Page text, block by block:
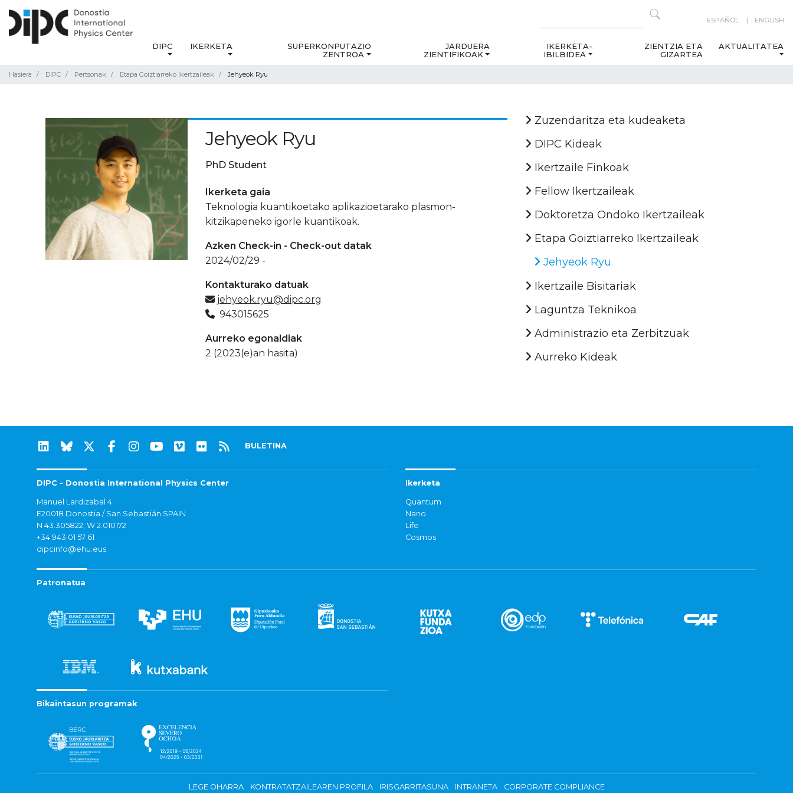
ESPAÑOL ENGLISH
DIPC IKERKETA
SUPERKONPUTAZIO
ZENTROA
JARDUERA
ZIENTIFIKOAK
IKERKETA-
IBILBIDEA
ZIENTZIA ETA
GIZARTEA
AKTUALITATEA
Hasiera DIPC Pertsonak Etapa Goiztiarreko Ikertzaileak Jehyeok Ryu
Jehyeok Ryu
PhD Student
Ikerketa gaia
Teknologia kuantikoetako aplikazioetarako plasmon-
kitzikapeneko igorle kuantikoak.
Azken Check-in - Check-out datak
2024/02/29 -
Kontakturako datuak
jehyeok.ryu@dipc.org
943015625
Aurreko egonaldiak
2 (2023(e)an hasita)
Zuzendaritza eta kudeaketa
DIPC Kideak
Ikertzaile Finkoak
Fellow Ikertzaileak
Doktoretza Ondoko Ikertzaileak
Etapa Goiztiarreko Ikertzaileak
Jehyeok Ryu
Ikertzaile Bisitariak
Laguntza Teknikoa
Administrazio eta Zerbitzuak
Aurreko Kideak
BULETINA
DIPC - Donostia International Physics Center
Manuel Lardizabal 4
E20018 Donostia / San Sebastián SPAIN
N 43.305822, W 2.010172
+34 943 01 57 61
dipcinfo@ehu.eus
Ikerketa
Quantum
Nano
Life
Cosmos
Patronatua
Bikaintasun programak
LEGE OHARRA KONTRATATZAILEAREN PROFILA IRISGARRITASUNA INTRANETA CORPORATE COMPLIANCE